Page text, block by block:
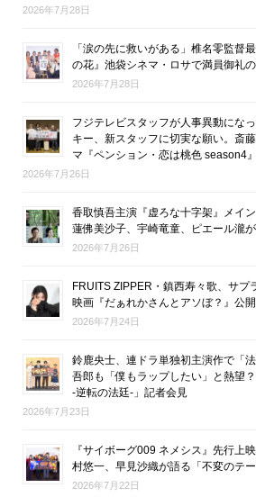
2026年7月28日
「涙の先に救いがある」椎名零監督
の花』池袋シネマ・ロサで満員御礼
2026年7月28日
フジテレビスタッフが人事異動にな
キー、新スタッフに切実な願い。斎
マ『ペンション・恋は桃色 season4
2026年7月26日
香取慎吾主演『虚ろな十字架』メイ
蓮佛美沙子、宇崎竜童、ピエール瀧
2026年7月26日
FRUITS ZIPPER・鎮西寿々歌、サプ
映画『だぁれかさんとアソぼ？』公
2026年7月24日
鈴鹿央士、連ドラ単独初主演作で「
吾郎も「僕もラップしたい」と熱望
-逆転の法廷-」記者会見
2026年7月23日
『サイボーグ009 ネメシス』先行上
村悠一、早見沙織が語る「不変のテ
2026年7月22日